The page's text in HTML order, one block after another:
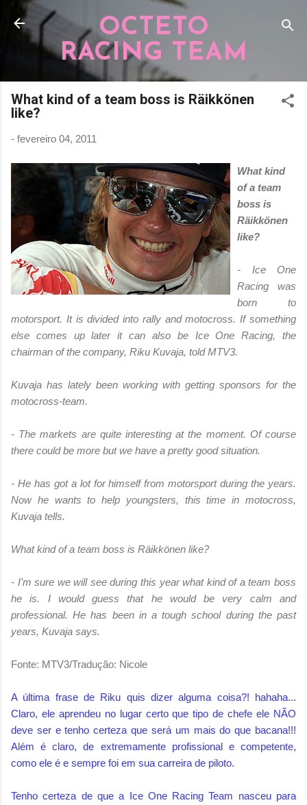
Pular para o conteúdo principal
OCTETO
RACING TEAM
What kind of a team boss is Räikkönen
like?
- fevereiro 04, 2011
What kind
of a team
boss is
Räikkönen
like?
- Ice One
Racing was
born to
motorsport. It is divided into rally and motocross. If something
else comes up later it can also be Ice One Racing, the
chairman of the company, Riku Kuvaja, told MTV3.
Kuvaja has lately been working with getting sponsors for the
motocross-team.
- The markets are quite interesting at the moment. Of course
there could be more but we have a pretty good situation.
- He has got a lot for himself from motorsport during the years.
Now he wants to help youngsters, this time in motocross,
Kuvaja tells.
What kind of a team boss is Räikkönen like?
- I'm sure we will see during this year what kind of a team boss
he is. I would guess that he would be very calm and
professional. He has been in a tough school during the past
years, Kuvaja says.
Fonte: MTV3/Tradução: Nicole
A última frase de Riku quis dizer alguma coisa?! hahaha...
Claro, ele aprendeu no lugar certo que tipo de chefe ele NÃO
deve ser e tenho certeza que será um mais do que bacana!!!
Além é claro, de extremamente profissional e competente,
como ele é e sempre foi em sua carreira de piloto.
Tenho certeza de que a Ice One Racing Team nasceu para